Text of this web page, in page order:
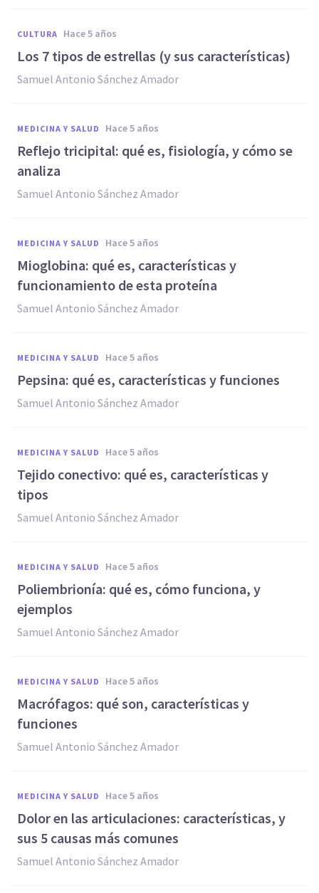
CULTURA hace 5 años
Los 7 tipos de estrellas (y sus características)
Samuel Antonio Sánchez Amador
MEDICINA Y SALUD hace 5 años
Reflejo tricipital: qué es, fisiología, y cómo se
analiza
Samuel Antonio Sánchez Amador
MEDICINA Y SALUD hace 5 años
Mioglobina: qué es, características y
funcionamiento de esta proteína
Samuel Antonio Sánchez Amador
MEDICINA Y SALUD hace 5 años
Pepsina: qué es, características y funciones
Samuel Antonio Sánchez Amador
MEDICINA Y SALUD hace 5 años
Tejido conectivo: qué es, características y
tipos
Samuel Antonio Sánchez Amador
MEDICINA Y SALUD hace 5 años
Poliembrionía: qué es, cómo funciona, y
ejemplos
Samuel Antonio Sánchez Amador
MEDICINA Y SALUD hace 5 años
Macrófagos: qué son, características y
funciones
Samuel Antonio Sánchez Amador
MEDICINA Y SALUD hace 5 años
Dolor en las articulaciones: características, y
sus 5 causas más comunes
Samuel Antonio Sánchez Amador